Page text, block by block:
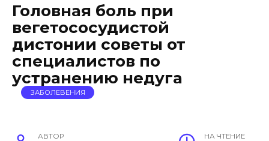
Головная боль при
вегетососудистой
дистонии советы от
специалистов по
устранению недуга
ЗАБОЛЕВЕНИЯ
АВТОР НА ЧТЕНИЕ